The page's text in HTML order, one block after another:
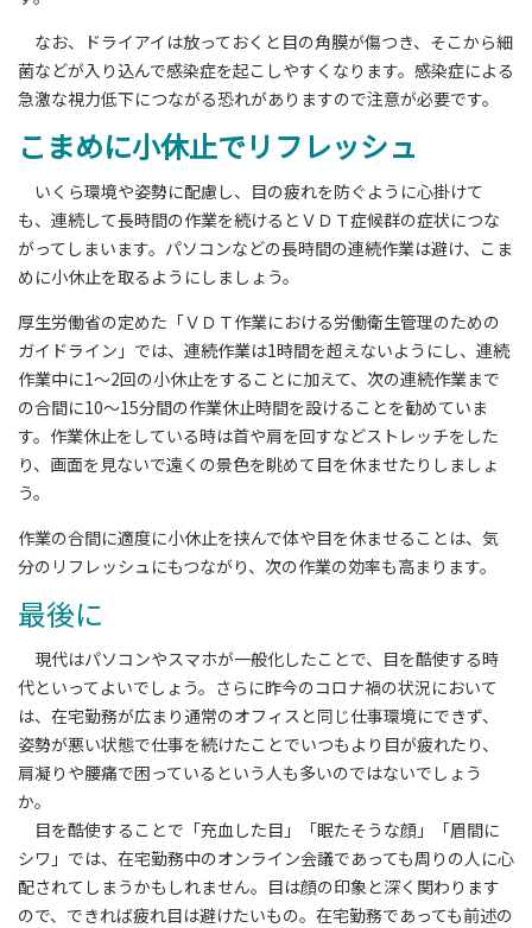
なお、ドライアイは放っておくと目の角膜が傷つき、そこから細
菌などが入り込んで感染症を起こしやすくなります。感染症による
急激な視力低下につながる恐れがありますので注意が必要です。
こまめに小休止でリフレッシュ
いくら環境や姿勢に配慮し、目の疲れを防ぐように心掛けて
も、連続して長時間の作業を続けるとＶＤＴ症候群の症状につな
がってしまいます。パソコンなどの長時間の連続作業は避け、こま
めに小休止を取るようにしましょう。
厚生労働省の定めた「ＶＤＴ作業における労働衛生管理のための
ガイドライン」では、連続作業は1時間を超えないようにし、連続
作業中に1～2回の小休止をすることに加えて、次の連続作業まで
の合間に10～15分間の作業休止時間を設けることを勧めていま
す。作業休止をしている時は首や肩を回すなどストレッチをした
り、画面を見ないで遠くの景色を眺めて目を休ませたりしましょ
う。
作業の合間に適度に小休止を挟んで体や目を休ませることは、気
分のリフレッシュにもつながり、次の作業の効率も高まります。
最後に
現代はパソコンやスマホが一般化したことで、目を酷使する時
代といってよいでしょう。さらに昨今のコロナ禍の状況において
は、在宅勤務が広まり通常のオフィスと同じ仕事環境にできず、
姿勢が悪い状態で仕事を続けたことでいつもより目が疲れたり、
肩凝りや腰痛で困っているという人も多いのではないでしょう
か。
目を酷使することで「充血した目」「眠たそうな顔」「眉間に
シワ」では、在宅勤務中のオンライン会議であっても周りの人に心
配されてしまうかもしれません。目は顔の印象と深く関わります
ので、できれば疲れ目は避けたいもの。在宅勤務であっても前述の